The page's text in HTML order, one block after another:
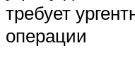
требует
операции